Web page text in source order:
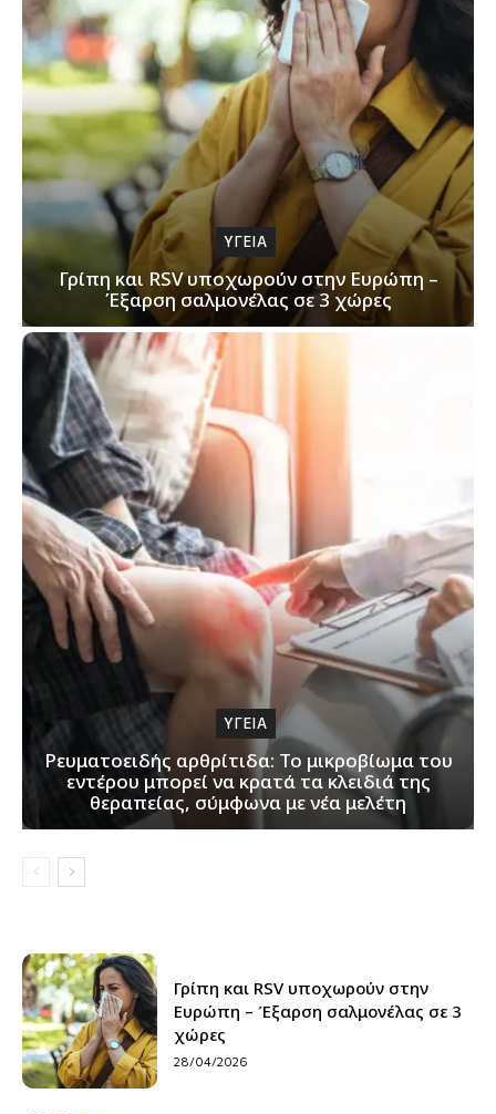
ΥΓΕΙΑ
Γρίπη και RSV υποχωρούν στην Ευρώπη –
Έξαρση σαλμονέλας σε 3 χώρες
ΥΓΕΙΑ
Ρευματοειδής αρθρίτιδα: Το μικροβίωμα του
εντέρου μπορεί να κρατά τα κλειδιά της
θεραπείας, σύμφωνα με νέα μελέτη
Γρίπη και RSV υποχωρούν στην
Ευρώπη – Έξαρση σαλμονέλας σε 3
χώρες
28/04/2026